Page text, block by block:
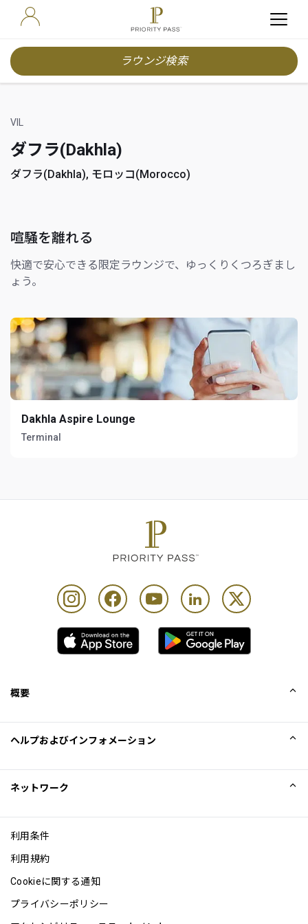
ラウンジ検索
VIL
ダフラ(Dakhla)
ダフラ(Dakhla), モロッコ(Morocco)
喧騒を離れる
快適で安心できる限定ラウンジで、ゆっくりくつろぎまし
ょう。
Dakhla Aspire Lounge
Terminal
概要
Excellence Awards
ブログ
ヘルプおよびインフォメーション
ネットワーク
利用条件
利用規約
Cookieに関する通知
プライバシーポリシー